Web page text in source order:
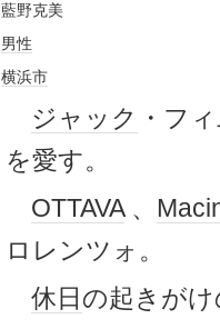
藍野克美
男性
横浜市
ジャック ・フ
を愛す。
OTTAVA、
ロレンツォ。
休日 の起きが